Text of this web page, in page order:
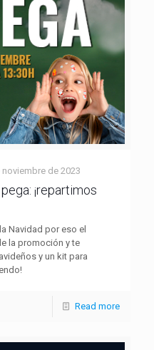
noviembre de 2023
¡repartimos
Navidad por eso el
la promoción y te
y un kit para
Read more